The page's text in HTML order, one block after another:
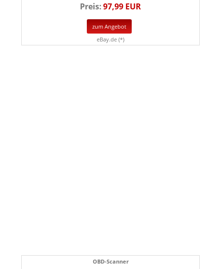
Preis:97,99 EUR
zum Angebot
eBay.de (*)
OBD-Scanner